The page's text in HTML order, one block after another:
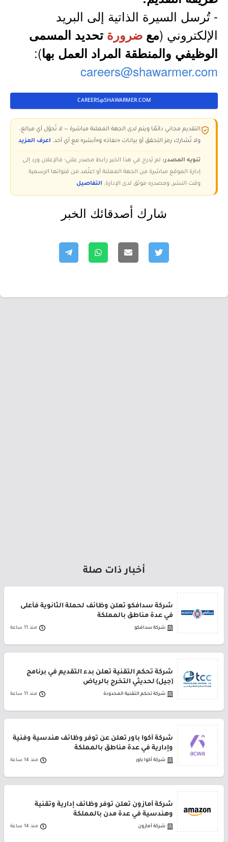
- تُرسل السيرة الذاتية إلى البريد
الإلكتروني (مع ضرورة تحديد المسمى
الوظيفي والمنطقة المراد العمل بها):
careers@shawarmer.com
CAREERS@SHAWARMER.COM
التقديم مجاني دائمًا ويتم لدى الجهة المعلنة مباشرة — لا تُحوّل أي مبالغ،
ولا تُشارك رمز التحقق أو بيانات «نفاذ» و«أبشر» مع أي أحد. اعرف المزيد
تنويه المصدر: لم يُدرج في هذا الخبر رابط مصدر علني؛ فالإعلان ورد إلى
إدارة الموقع مباشرة من الجهة المعلنة أو اعتُمد من قنواتها الرسمية
وقت النشر، ومصدره موثق لدى الإدارة. التفاصيل
شارك أصدقائك الخبر
أخبار ذات صلة
شركة سدافكو تعلن وظائف لحملة الثانوية فأعلى
في عدة مناطق بالمملكة
شركة سدافكو منذ 11 ساعة
شركة تحكم التقنية تعلن بدء التقديم في برنامج
(جيل) لحديثي التخرج بالرياض
شركة تحكم التقنية المحدودة منذ 11 ساعة
شركة أكوا باور تعلن عن توفر وظائف هندسية وفنية
وإدارية في عدة مناطق بالمملكة
شركة أكوا باور منذ 14 ساعة
شركة أمازون تعلن توفر وظائف إدارية وتقنية
وهندسية في عدة مدن بالمملكة
شركة أمازون منذ 14 ساعة